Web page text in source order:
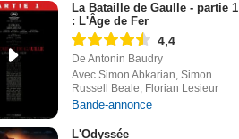
La Bataille de Gaulle - partie 1
: L'Âge de Fer
4,4
De Antonin Baudry
Avec Simon Abkarian, Simon
Russell Beale, Florian Lesieur
Bande-annonce
L'Odyssée